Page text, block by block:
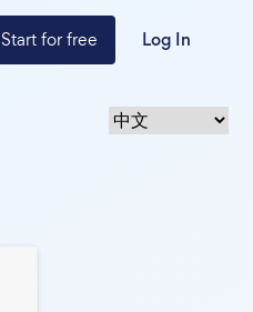
Start for free Log In